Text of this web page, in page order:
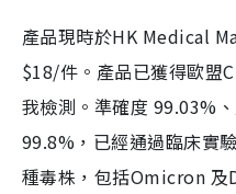
產品現時於HK Medical
$18/件。產品已獲得歐盟
我檢測。準確度 99.03%
99.8%，已經通過臨床實
種毒株，包括Omicron